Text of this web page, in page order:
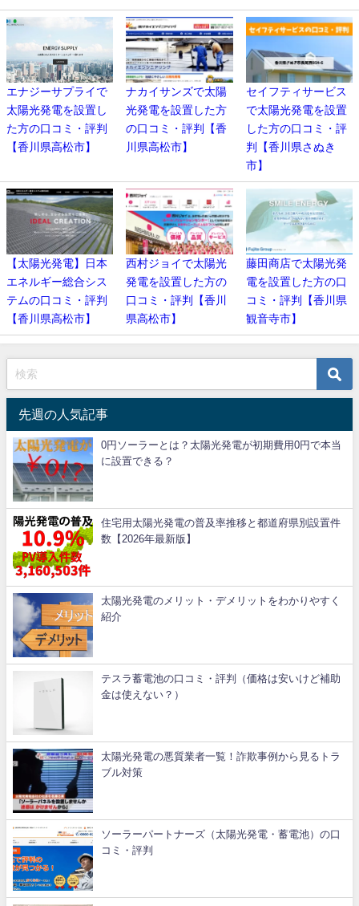
エナジーサプライで
太陽光発電を設置し
た方の口コミ・評判
【香川県高松市】
ナカイサンズで太陽
光発電を設置した方
の口コミ・評判【香
川県高松市】
セイフティサービス
で太陽光発電を設置
した方の口コミ・評
判【香川県さぬき
市】
【太陽光発電】日本
エネルギー総合シス
テムの口コミ・評判
【香川県高松市】
西村ジョイで太陽光
発電を設置した方の
口コミ・評判【香川
県高松市】
藤田商店で太陽光発
電を設置した方の口
コミ・評判【香川県
観音寺市】
先週の人気記事
0円ソーラーとは？太陽光発電が初期費用0円で本当
に設置できる？
住宅用太陽光発電の普及率推移と都道府県別設置件
数【2026年最新版】
太陽光発電のメリット・デメリットをわかりやすく
紹介
テスラ蓄電池の口コミ・評判（価格は安いけど補助
金は使えない？）
太陽光発電の悪質業者一覧！詐欺事例から見るトラ
ブル対策
ソーラーパートナーズ（太陽光発電・蓄電池）の口
コミ・評判